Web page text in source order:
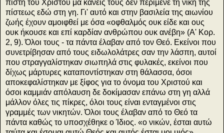
πίστη του Χριστού μα κανείς τους δεν περίμενε τη νίκη της
πίστεως εδώ στη γη. Γι' αυτό και στην βασιλεία της αιωνίου
ζωής έχουν αμοιφθεί με όσα «οφθαλμός ουκ είδε και ους
ουκ ήκουσε και επί καρδίαν ανθρώπου ουκ ανέβη» (Α' Κορ.
2, 9). Όλοι τους - τα πάντα έλαβαν από τον Θεό. Εκείνοι που
συνετρίβησαν από τους ειδωλολάτρες σαν την λάσπη, αυτοί
που στραγγαλίστηκαν σιωπηλά στις φυλακές, εκείνοι που
δίχως μάρτυρες καταποντίστηκαν στη θάλασσα, όσοι
αποκεφαλίστηκαν με ξίφος για το όνομα του Χριστού και
όσοι καμμιάν απόλαυση δε δοκίμασαν επάνω στη γη αλλά
μάλλον όλες τις πίκρες, όλοι τους είναι ενταγμένοι στις
γραμμές των νικητών. Όλοι τους έλαβαν από το Θεό τα
πάντα καθώς το υποσχέθηκε ο Ίδιος. «ο νικών, έσται αυτώ